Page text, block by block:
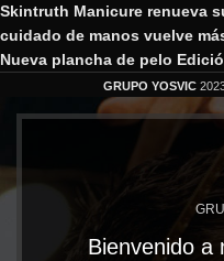
Skintruth Manicure renueva
cuidado de manos vuelve
Nueva plancha de pelo
GRUPO YOSVIC
Bienvenido a